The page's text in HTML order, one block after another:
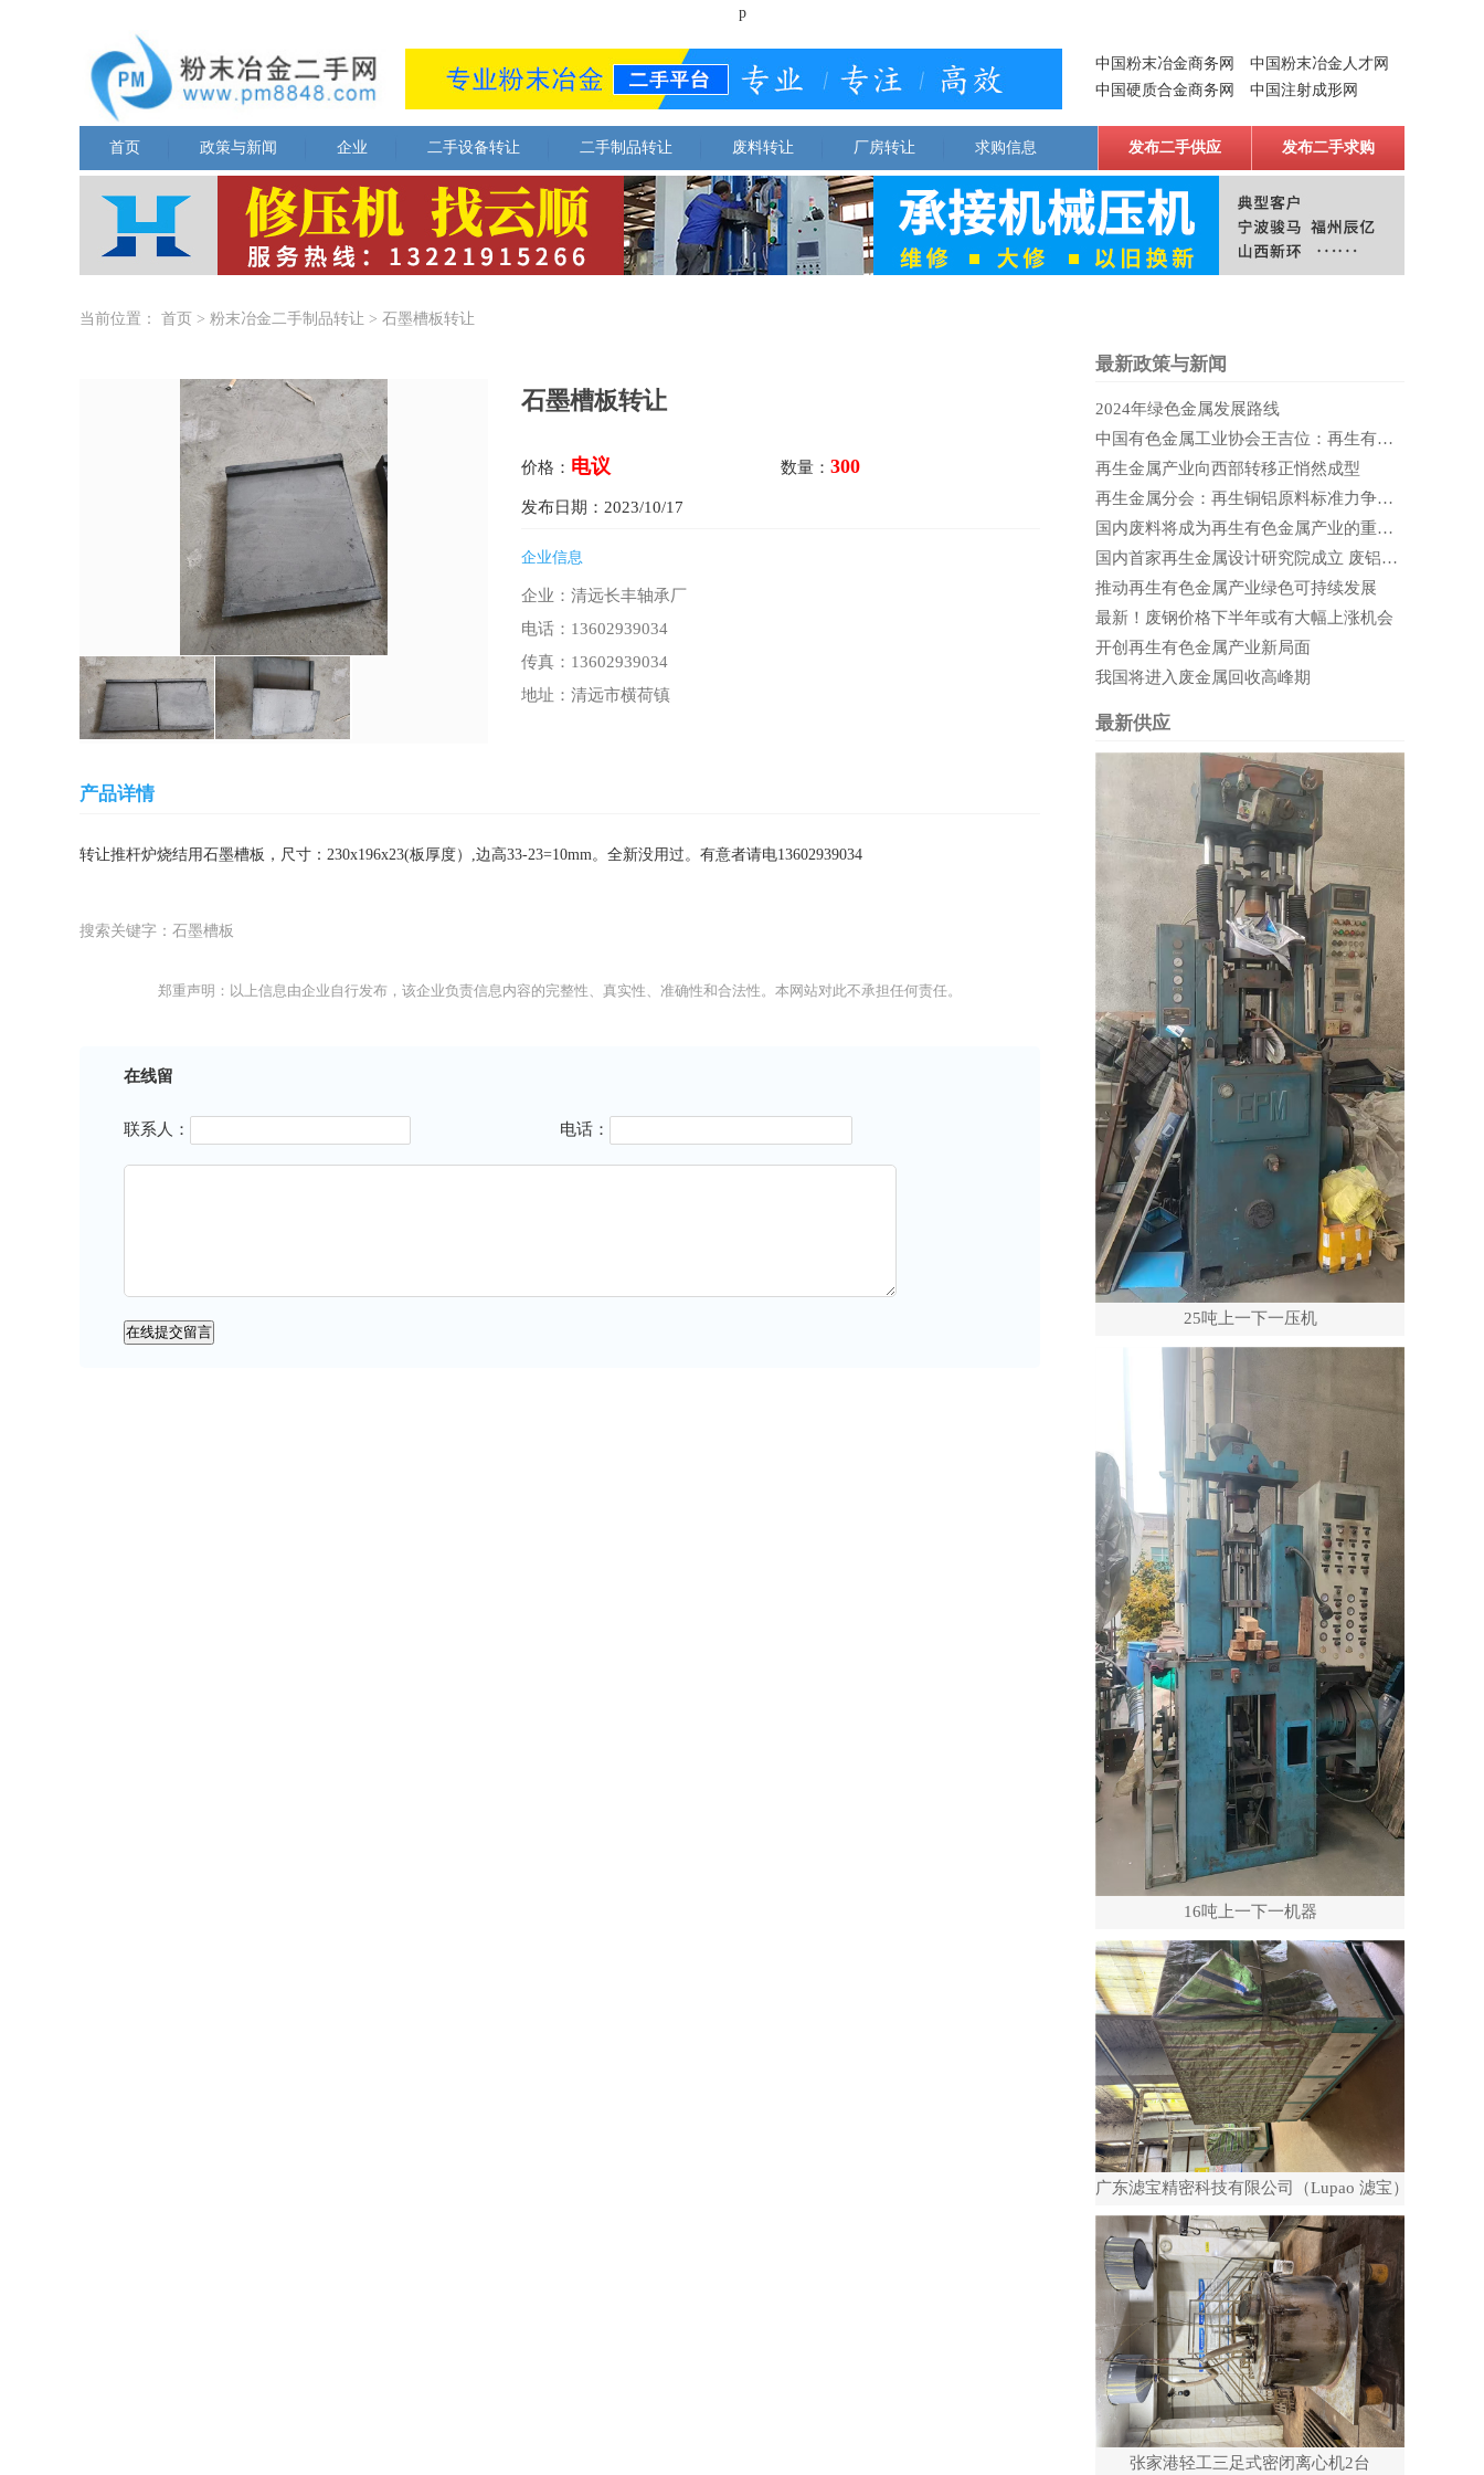
p
中国粉末冶金商务网
中国粉末冶金人才网
中国硬质合金商务网
中国注射成形网
首页 政策与新闻 企业 二手设备转让 二手制品转让 废料转让 厂房转让 求购信息 发布二手供应 发布二手求购
当前位置： 首页 > 粉末冶金二手制品转让 > 石墨槽板转让
石墨槽板转让
价格： 电议 数量： 300
发布日期：2023/10/17
企业信息
企业：清远长丰轴承厂
电话：13602939034
传真：13602939034
地址：清远市横荷镇
产品详情
转让推杆炉烧结用石墨槽板，尺寸：230x196x23(板厚度）,边高33-23=10mm。全新没用过。有意者请电13602939034
搜索关键字：石墨槽板
郑重声明：以上信息由企业自行发布，该企业负责信息内容的完整性、真实性、准确性和合法性。本网站对此不承担任何责任。
在线留
联系人： 电话：
最新政策与新闻
2024年绿色金属发展路线
中国有色金属工业协会王吉位：再生有色金属产业是当代蓬勃的蓝海
再生金属产业向西部转移正悄然成型
再生金属分会：再生铜铝原料标准力争在2020年实施
国内废料将成为再生有色金属产业的重要支撑
国内首家再生金属设计研究院成立 废铝循环利用前景可期
推动再生有色金属产业绿色可持续发展
最新！废钢价格下半年或有大幅上涨机会
开创再生有色金属产业新局面
我国将进入废金属回收高峰期
最新供应
25吨上一下一压机
16吨上一下一机器
广东滤宝精密科技有限公司（Lupao 滤宝）
张家港轻工三足式密闭离心机2台